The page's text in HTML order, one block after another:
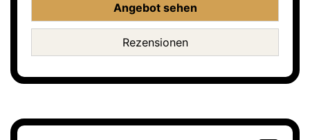
Angebot sehen
Rezensionen